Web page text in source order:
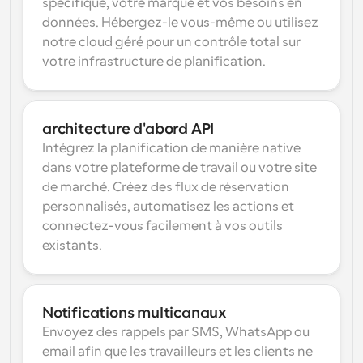
spécifique, votre marque et vos besoins en
données. Hébergez-le vous-même ou utilisez
notre cloud géré pour un contrôle total sur
votre infrastructure de planification.
architecture d'abord API
Intégrez la planification de manière native
dans votre plateforme de travail ou votre site
de marché. Créez des flux de réservation
personnalisés, automatisez les actions et
connectez-vous facilement à vos outils
existants.
Notifications multicanaux
Envoyez des rappels par SMS, WhatsApp ou
email afin que les travailleurs et les clients ne